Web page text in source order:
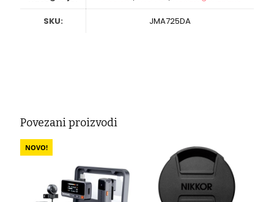
količina
SKU: JMA725DA
Povezani proizvodi
NOVO!